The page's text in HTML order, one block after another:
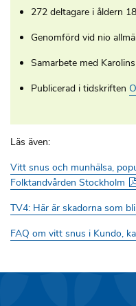
272 deltagare i åldern
Genomförd vid nio
Samarbete med
Publicerad i tidskriften
Läs även:
Vitt snus och munhälsa,
Folktandvården Stockholm
TV4: Här är skadorna som
FAQ om vitt snus i Kundo,